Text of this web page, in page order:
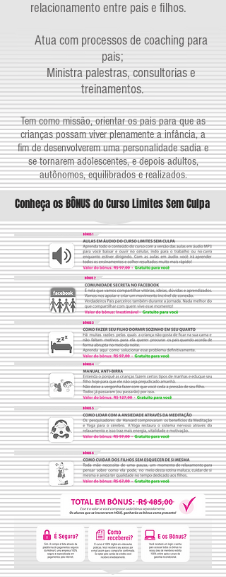
relacionamento entre pais e filhos.
Atua com processos de coaching para
pais;
Ministra palestras, consultorias e
treinamentos.
Tem como missão, orientar os pais para que as
crianças possam viver plenamente a infância, a
fim de desenvolverem uma personalidade sadia e
se tornarem adolescentes, e depois adultos,
autônomos, equilibrados e realizados.
Conheça os BÔNUS do Curso Limites Sem Culpa